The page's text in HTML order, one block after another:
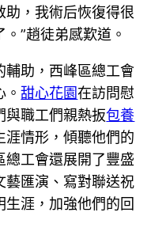
助，我術后恢復得很
”趙徒弟感歎道。
輔助，西峰區總工會
。甜心花園在訪問慰
與職工們親熱扳包養
涯情形，傾聽他們的
總工會還展開了豐盛
藝匯演、寫對聯送祝
生涯，加強他們的回